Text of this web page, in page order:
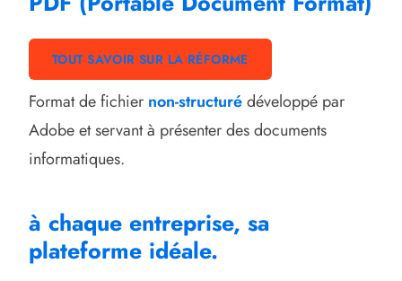
TOUT SAVOIR SUR LA RÉFORME
Format de fichier non-structurédéveloppé par
Adobe et servant à présenter des documents
informatiques.
à chaque entreprise, sa
plateforme idéale.